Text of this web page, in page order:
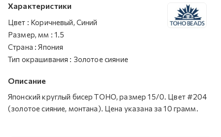
Характеристики
Цвет : Коричневый, Синий
Размер, мм : 1.5
Страна : Япония
Тип окрашивания : Золотое сияние
Описание
Японский круглый бисер TOHO, размер 15/0. Цвет #204
(золотое сияние, монтана). Цена указана за 10 грамм.